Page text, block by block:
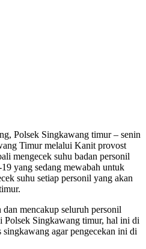
Polsek Singkawang timur – senin
Timur melalui Kanit provost
mengecek suhu badan personil
yang sedang mewabah untuk
suhu setiap personil yang akan
mencakup seluruh personil
Polsek Singkawang timur, hal ini di
agar pengecekan ini di